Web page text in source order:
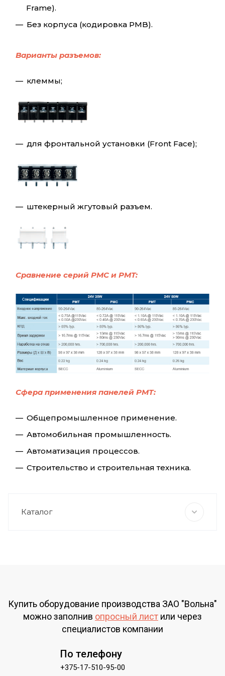
Frame).
Без корпуса (кодировка PMB).
Варианты разъемов:
клеммы;
для фронтальной установки (Front Face);
штекерный жгутовый разъем.
Сравнение серий PMC и PMT:
Сфера применения панелей РМТ:
Общепромышленное применение.
Автомобильная промышленность.
Автоматизация процессов.
Строительство и строительная техника.
Каталог
Купить оборудование производства ЗАО "Вольна"
можно заполнив опросный лист или через
специалистов компании
По телефону
+375-17-510-95-00